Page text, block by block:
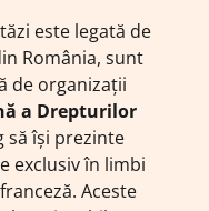
este legată de
România, sunt
de organizații
a Drepturilor
să își prezinte
exclusiv în limbi
Aceste